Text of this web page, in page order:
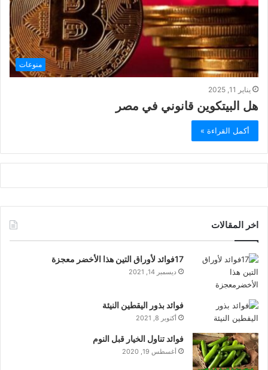
منوعات
يناير 11, 2025
هل البيتكوين قانوني في مصر
أكمل القراءة »
اخر المقالات
17فوائد لأوراق التين هذا الأخضر معجزة
ديسمبر 14, 2021
فوائد بذور اليقطين النيئة
أكتوبر 8, 2021
فوائد تناول الخيار قبل النوم
أغسطس 19, 2020